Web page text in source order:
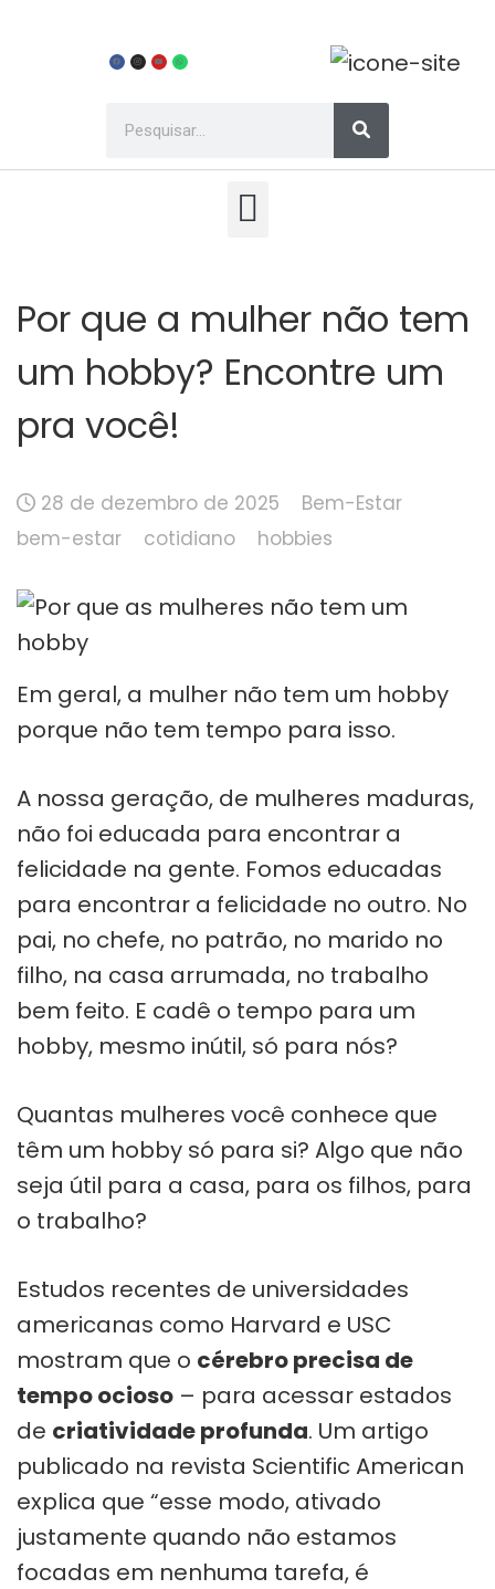
Por que a mulher não tem
um hobby? Encontre um
pra você!
28 de dezembro de 2025
Bem-Estar
bem-estar
cotidiano hobbies
Em geral, a mulher não tem um hobby
porque não tem tempo para isso.
A nossa geração, de mulheres maduras,
não foi educada para encontrar a
felicidade na gente. Fomos educadas
para encontrar a felicidade no outro. No
pai, no chefe, no patrão, no marido no
filho, na casa arrumada, no trabalho
bem feito. E cadê o tempo para um
hobby, mesmo inútil, só para nós?
Quantas mulheres você conhece que
têm um hobby só para si? Algo que não
seja útil para a casa, para os filhos, para
o trabalho?
Estudos recentes de universidades
americanas como Harvard e USC
mostram que o cérebro precisa de
tempo ocioso – para acessar estados
de criatividade profunda. Um artigo
publicado na revista Scientific American
explica que “esse modo, ativado
justamente quando não estamos
focadas em nenhuma tarefa, é